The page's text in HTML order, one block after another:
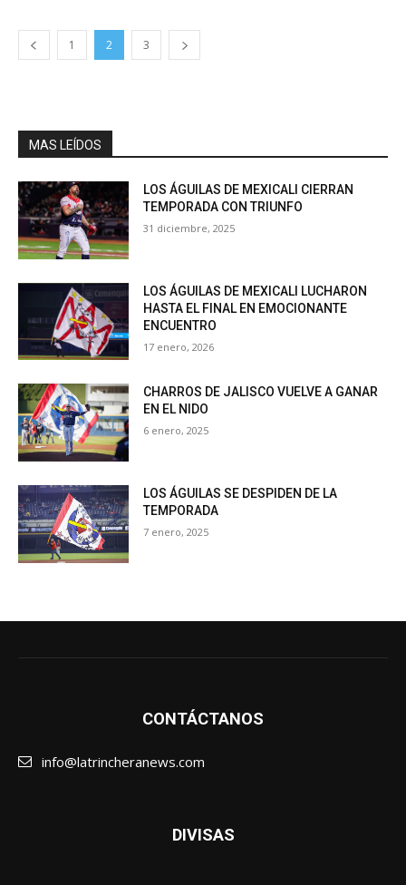
1 2 3
MAS LEÍDOS
LOS ÁGUILAS DE MEXICALI CIERRAN
TEMPORADA CON TRIUNFO
31 diciembre, 2025
LOS ÁGUILAS DE MEXICALI LUCHARON
HASTA EL FINAL EN EMOCIONANTE
ENCUENTRO
17 enero, 2026
CHARROS DE JALISCO VUELVE A GANAR
EN EL NIDO
6 enero, 2025
LOS ÁGUILAS SE DESPIDEN DE LA
TEMPORADA
7 enero, 2025
CONTÁCTANOS
info@latrincheranews.com
DIVISAS